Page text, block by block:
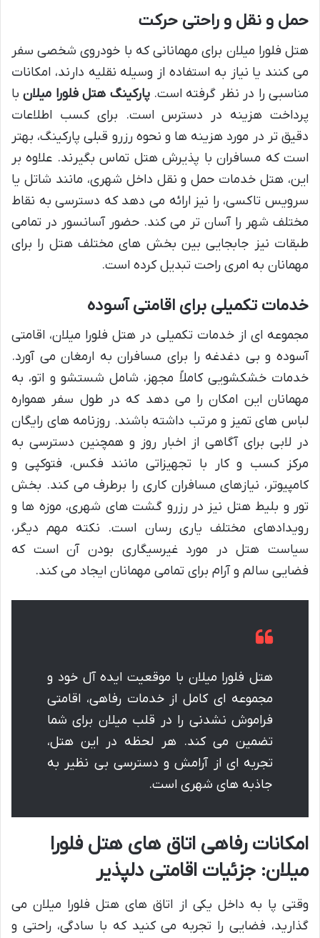
حمل و نقل و راحتی حرکت
هتل فلورا میلان برای مهمانانی که با خودروی شخصی سفر
می کنند یا نیاز به استفاده از وسیله نقلیه دارند، امکانات
مناسبی را در نظر گرفته است.پارکینگ هتل فلورا میلانبا
پرداخت هزینه در دسترس است. برای کسب اطلاعات
دقیق تر در مورد هزینه ها و نحوه رزرو قبلی پارکینگ، بهتر
است که مسافران با پذیرش هتل تماس بگیرند. علاوه بر
این، هتل خدمات حمل و نقل داخل شهری، مانند شاتل یا
سرویس تاکسی، را نیز ارائه می دهد که دسترسی به نقاط
مختلف شهر را آسان تر می کند. حضور آسانسور در تمامی
طبقات نیز جابجایی بین بخش های مختلف هتل را برای
مهمانان به امری راحت تبدیل کرده است.
خدمات تکمیلی برای اقامتی آسوده
مجموعه ای از خدمات تکمیلی در هتل فلورا میلان، اقامتی
آسوده و بی دغدغه را برای مسافران به ارمغان می آورد.
خدمات خشکشویی کاملاً مجهز، شامل شستشو و اتو، به
مهمانان این امکان را می دهد که در طول سفر همواره
لباس های تمیز و مرتب داشته باشند. روزنامه های رایگان
در لابی برای آگاهی از اخبار روز و همچنین دسترسی به
مرکز کسب و کار با تجهیزاتی مانند فکس، فتوکپی و
کامپیوتر، نیازهای مسافران کاری را برطرف می کند. بخش
تور و بلیط هتل نیز در رزرو گشت های شهری، موزه ها و
رویدادهای مختلف یاری رسان است. نکته مهم دیگر،
سیاست هتل در مورد غیرسیگاری بودن آن است که
فضایی سالم و آرام برای تمامی مهمانان ایجاد می کند.
هتل فلورا میلان با موقعیت ایده آل خود و
مجموعه ای کامل از خدمات رفاهی، اقامتی
فراموش نشدنی را در قلب میلان برای شما
تضمین می کند. هر لحظه در این هتل،
تجربه ای از آرامش و دسترسی بی نظیر به
جاذبه های شهری است.
امکانات رفاهی اتاق های هتل فلورا
میلان: جزئیات اقامتی دلپذیر
وقتی پا به داخل یکی از اتاق های هتل فلورا میلان می
گذارید، فضایی را تجربه می کنید که با سادگی، راحتی و